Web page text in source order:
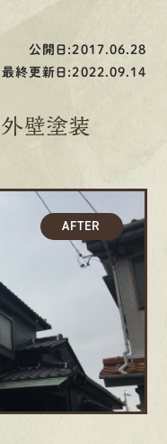
断いたします!!
2605
公開日:2017.06.28
最終更新日:2022.09.14
壁塗装